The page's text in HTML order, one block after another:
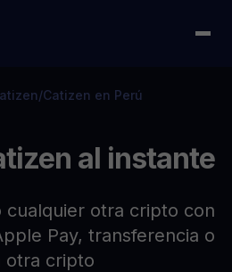
/Catizen en Perú
al instante
cualquier otra cripto con
Pay, transferencia o
otra cripto